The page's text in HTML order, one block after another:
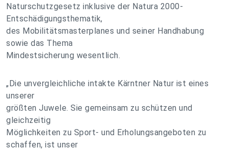
Naturschutzgesetz inklusive der Natura 2000-
Entschädigungsthematik,
des Mobilitätsmasterplanes und seiner Handhabung
sowie das Thema
Mindestsicherung wesentlich.
„Die unvergleichliche intakte Kärntner Natur ist eines
unserer
größten Juwele. Sie gemeinsam zu schützen und
gleichzeitig
Möglichkeiten zu Sport- und Erholungsangeboten zu
schaffen, ist unser